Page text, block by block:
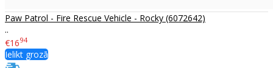
Paw Patrol - Fire Rescue Vehicle - Rocky (6072642)
..
€1694
Ielikt grozā